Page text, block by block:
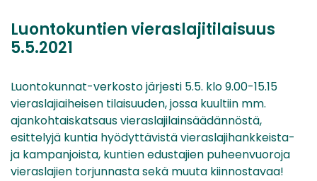
Luontokuntien vieraslajitilaisuus
5.5.2021
Luontokunnat-verkosto järjesti 5.5. klo 9.00-15.15
vieraslajiaiheisen tilaisuuden, jossa kuultiin mm.
ajankohtaiskatsaus vieraslajilainsäädännöstä,
esittelyjä kuntia hyödyttävistä vieraslajihankkeista-
ja kampanjoista, kuntien edustajien puheenvuoroja
vieraslajien torjunnasta sekä muuta kiinnostavaa!